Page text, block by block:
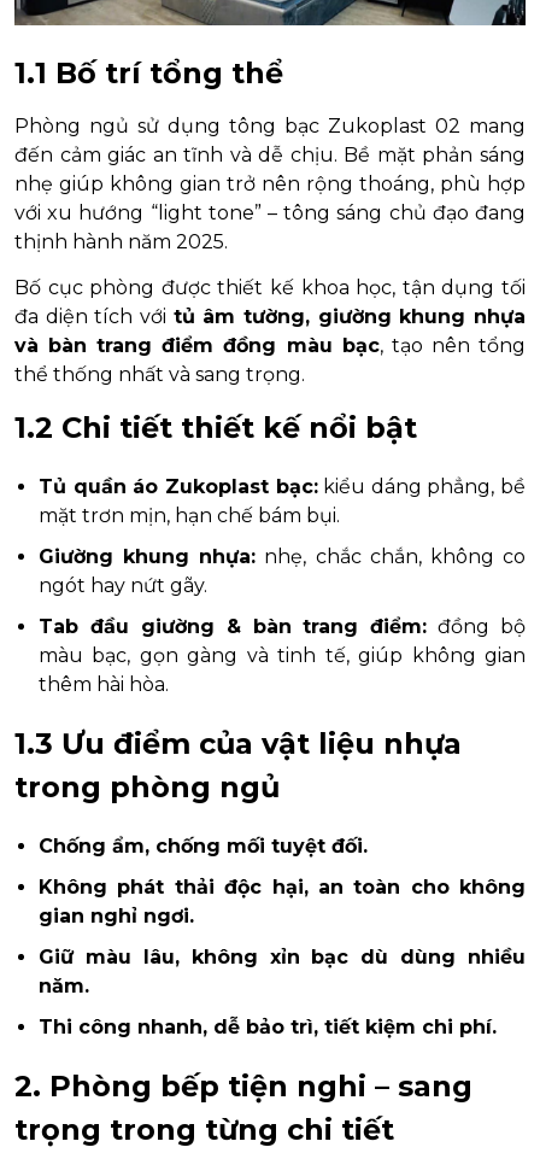
1.1 Bố trí tổng thể
Phòng ngủ sử dụng tông bạc Zukoplast 02 mang
đến cảm giác an tĩnh và dễ chịu. Bề mặt phản sáng
nhẹ giúp không gian trở nên rộng thoáng, phù hợp
với xu hướng “light tone” – tông sáng chủ đạo đang
thịnh hành năm 2025.
Bố cục phòng được thiết kế khoa học, tận dụng tối
đa diện tích với tủ âm tường, giường khung nhựa
và bàn trang điểm đồng màu bạc, tạo nên tổng
thể thống nhất và sang trọng.
1.2 Chi tiết thiết kế nổi bật
Tủ quần áo Zukoplast bạc:kiểu dáng phẳng, bề
mặt trơn mịn, hạn chế bám bụi.
Giường khung nhựa: nhẹ, chắc chắn, không co
ngót hay nứt gãy.
Tab đầu giường & bàn trang điểm: đồng bộ
màu bạc, gọn gàng và tinh tế, giúp không gian
thêm hài hòa.
1.3 Ưu điểm của vật liệu nhựa
trong phòng ngủ
Chống ẩm, chống mối tuyệt đối.
Không phát thải độc hại, an toàn cho không
gian nghỉ ngơi.
Giữ màu lâu, không xỉn bạc dù dùng nhiều
năm.
Thi công nhanh, dễ bảo trì, tiết kiệm chi phí.
2. Phòng bếp tiện nghi – sang
trọng trong từng chi tiết